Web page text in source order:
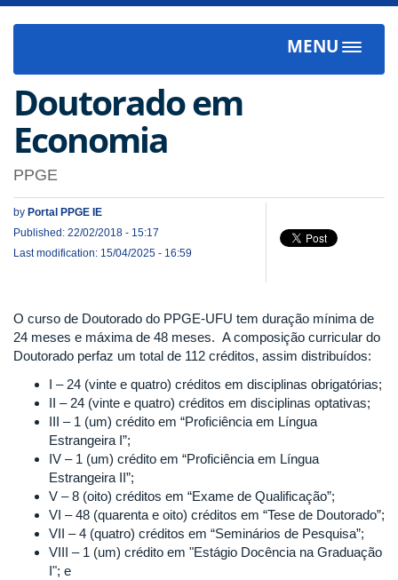
MENU
Toggle
Doutorado em
Economia
PPGE
by Portal PPGE IE
Published: 22/02/2018 - 15:17
Last modification: 15/04/2025 - 16:59
O curso de Doutorado do PPGE-UFU tem duração mínima de
24 meses e máxima de 48 meses. A composição curricular do
Doutorado perfaz um total de 112 créditos, assim distribuídos:
I – 24 (vinte e quatro) créditos em disciplinas obrigatórias;
II – 24 (vinte e quatro) créditos em disciplinas optativas;
III – 1 (um) crédito em “Proficiência em Língua
Estrangeira I”;
IV – 1 (um) crédito em “Proficiência em Língua
Estrangeira II”;
V – 8 (oito) créditos em “Exame de Qualificação”;
VI – 48 (quarenta e oito) créditos em “Tese de Doutorado”;
VII – 4 (quatro) créditos em “Seminários de Pesquisa”;
VIII – 1 (um) crédito em "Estágio Docência na Graduação
I"; e